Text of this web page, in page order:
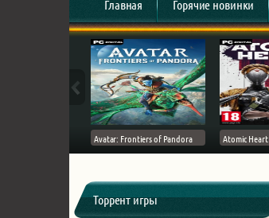
Главная Горячие новинки
Avatar: Frontiers of Pandora Atomic Heart
Торрент игры